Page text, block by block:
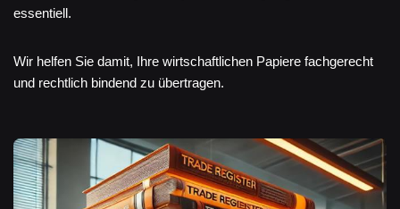
essentiell.
Wir helfen Sie damit, Ihre wirtschaftlichen Papiere fachgerecht
und rechtlich bindend zu übertragen.